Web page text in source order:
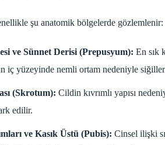
şu anatomik bölgelerde gözlemlenir:
ve Sünnet Derisi (Prepusyum): En sık
iç yüzeyinde nemli ortam nedeniyle siğiller
(Skrotum): Cildin kıvrımlı yapısı
edilir.
ve Kasık Üstü (Pubis): Cinsel ilişki